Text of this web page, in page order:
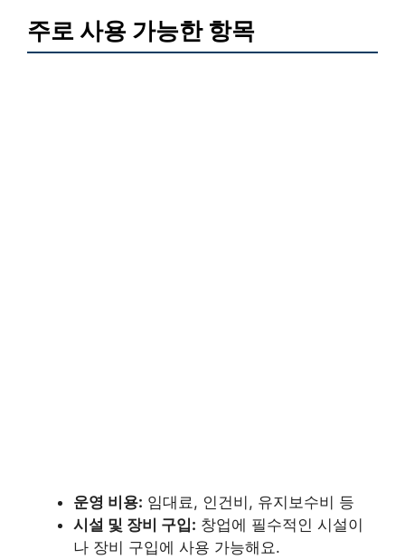
주로 사용 가능한 항목
운영 비용: 임대료, 인건비, 유지보수비 등
시설 및 장비 구입: 창업에 필수적인 시설이
나 장비 구입에 사용 가능해요.